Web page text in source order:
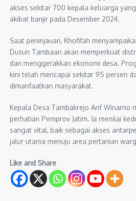
akses sekitar 700 kepala keluarga
akibat banjir pada Desember 2024.
Saat peninjauan, Khofifah
Dusun Tambaan akan memperkuat
dan menggerakkan ekonomi desa.
kini telah mencapai sekitar 95 persen
dimanfaatkan masyarakat.
Kepala Desa Tambakrejo Arif Winarno
perhatian Pemprov Jatim. Ia menilai
sangat vital, baik sebagai akses
jalur utama menuju area pertanian
Like and Share